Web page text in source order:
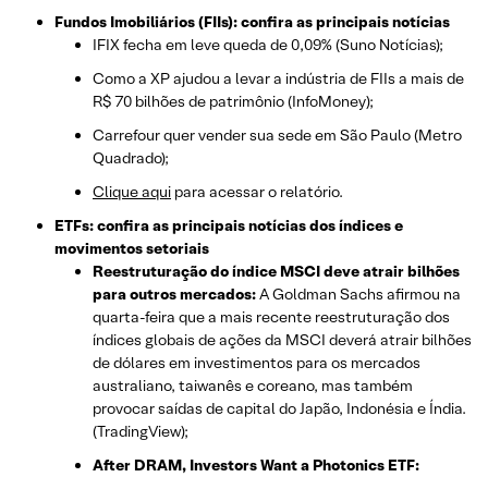
Fundos Imobiliários (FIIs): confira as principais notícias
IFIX fecha em leve queda de 0,09% (Suno Notícias);
Como a XP ajudou a levar a indústria de FIIs a mais de
R$ 70 bilhões de patrimônio (InfoMoney);
Carrefour quer vender sua sede em São Paulo (Metro
Quadrado);
Clique aqui para acessar o relatório.
ETFs: confira as principais notícias dos índices e
movimentos setoriais
Reestruturação do índice MSCI deve atrair bilhões
para outros mercados:A Goldman Sachs afirmou na
quarta-feira que a mais recente reestruturação dos
índices globais de ações da MSCI deverá atrair bilhões
de dólares em investimentos para os mercados
australiano, taiwanês e coreano, mas também
provocar saídas de capital do Japão, Indonésia e Índia.
(TradingView);
After DRAM, Investors Want a Photonics ETF: